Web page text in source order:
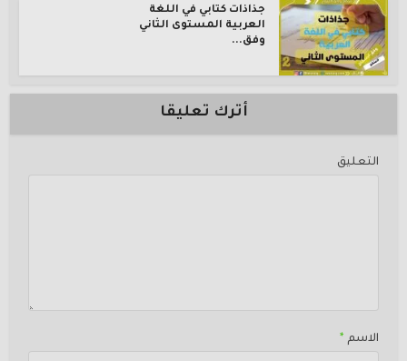
جذاذات كتابي في اللغة
العربية المستوى الثاني
وفق...
أترك تعليقا
التعليق
الاسم *